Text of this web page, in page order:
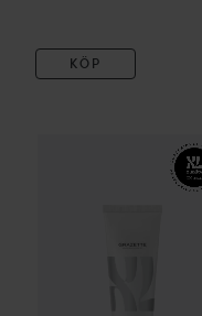
KÖP
250